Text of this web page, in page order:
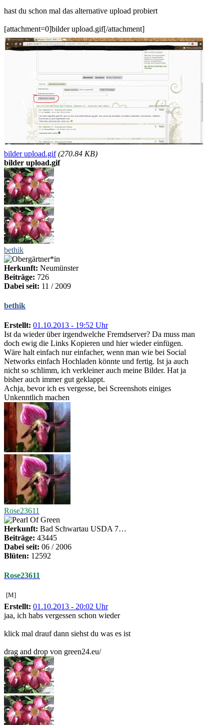
hast du schon mal das alternative upload probiert
[attachment=0]bilder upload.gif[/attachment]
bilder upload.gif (270.84 KB)
bilder upload.gif
bethik
Herkunft: Neumünster
Beiträge: 726
Dabei seit: 11 / 2009
bethik
Erstellt: 01.10.2013 - 19:52 Uhr
Ist da wieder über irgendwelche Fremdserver? Da muss man
doch ewig die Links Kopieren und hier wieder einfügen.
Wäre halt einfach nur einfacher, wenn man wie bei Social
Networks einfach Hochladen könnte und fertig. Ist ja auch
nicht so schlimm, ich verkleiner auch meine Bilder. Hat ja
bisher auch immer gut geklappt.
Achja, bevor ich es vergesse, bei Screenshots einiges
Unkenntlich machen
Rose23611
Herkunft: Bad Schwartau USDA 7…
Beiträge: 43445
Dabei seit: 06 / 2006
Blüten: 12592
Rose23611
[M]
Erstellt: 01.10.2013 - 20:02 Uhr
jaa, ich habs vergessen schon wieder
klick mal drauf dann siehst du was es ist
drag and drop von green24.eu/